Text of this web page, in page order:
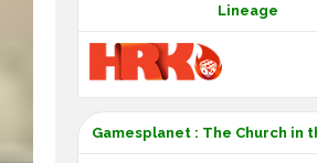
Lineage
Gamesplanet : The Church in